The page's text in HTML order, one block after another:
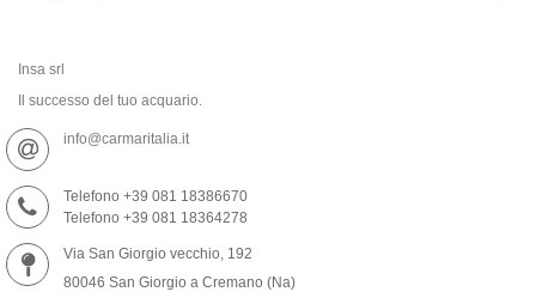
Insa srl
Il successo del tuo acquario.
info@carmaritalia.it
Telefono +39 081 18386670
Telefono +39 081 18364278
Via San Giorgio vecchio, 192
80046 San Giorgio a Cremano (Na)